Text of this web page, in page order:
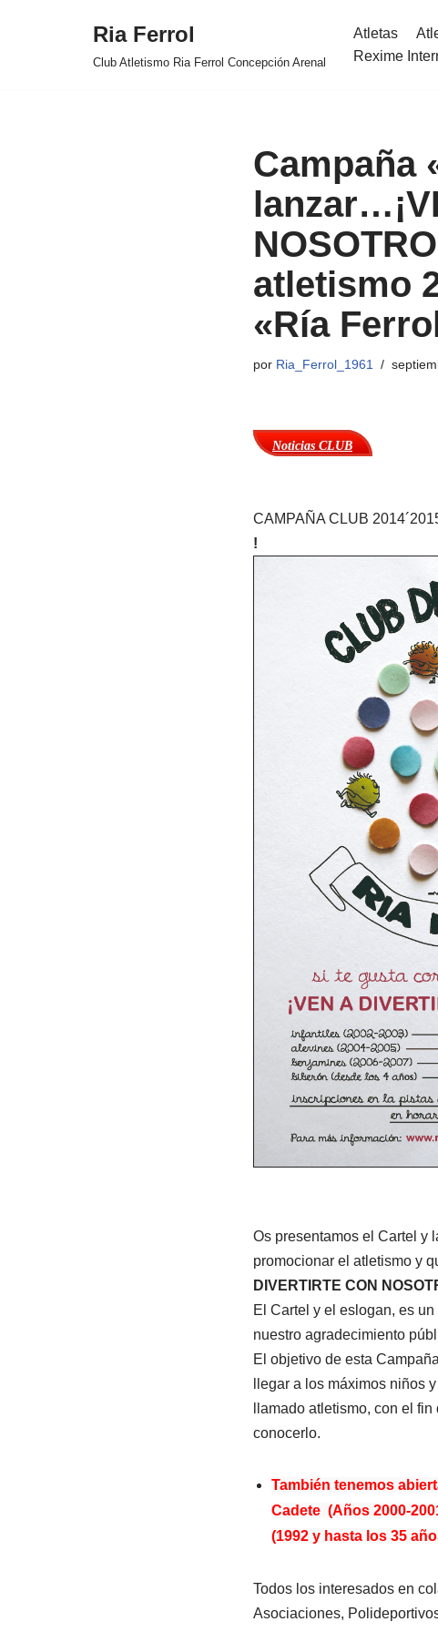
Ria Ferrol
Club Atletismo Ria Ferrol Concepción Arenal
Atletas
Rexime
Campaña
atletismo
«Ría
por Ria_Ferrol_1961
Noticias CLUB
CAMPAÑA CLUB
!
Os presentamos el Cartel y
promocionar el atletismo y
DIVERTIRTE CON
El Cartel y el eslogan, es
nuestro agradecimiento
El objetivo de esta
llegar a los máximos niños
llamado atletismo, con el
conocerlo.
También tenemos
Cadete (Años 2000-
(1992 y hasta los 35
Todos los interesados en
Asociaciones,